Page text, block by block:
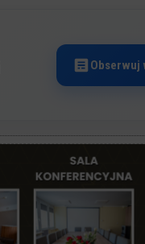
Obserwuj